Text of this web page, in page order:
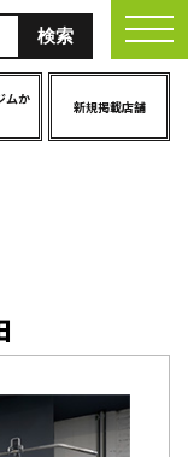
ムか
新規掲載店舗